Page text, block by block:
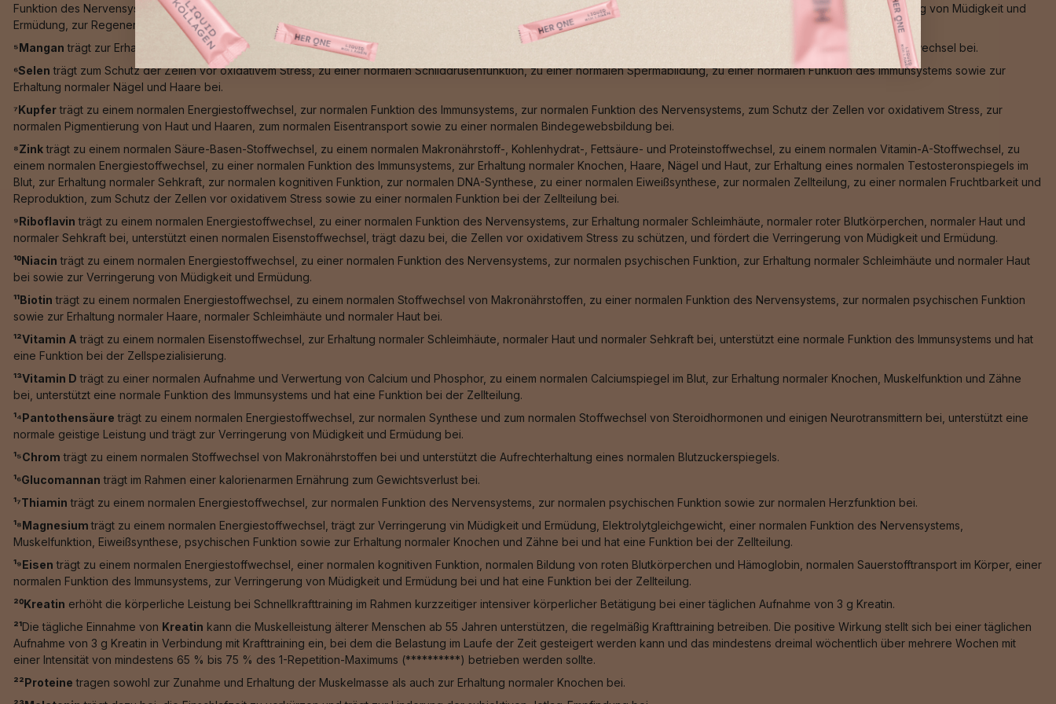
Funktion des Nervensystems, einer normalen psychischen Funktion, einer normalen Funktion des Immunsystems, zum Schutz der Zellen vor oxidativem Stress, zur Verringerung von Müdigkeit und
Ermüdung, zur Regeneration der reduzierten Form von Vitamin E sowie zur Erhöhung der Eisenaufnahme bei.
⁵Mangan trägt zur Erhaltung normaler Knochen, zu einer normalen Bindegewebsbildung, zum Schutz der Zellen vor oxidativem Stress sowie zu einem normalen Energiestoffwechsel bei.
⁶Selen trägt zum Schutz der Zellen vor oxidativem Stress, zu einer normalen Schilddrüsenfunktion, zu einer normalen Spermabildung, zu einer normalen Funktion des Immunsystems sowie zur
Erhaltung normaler Nägel und Haare bei.
⁷Kupferträgt zu einem normalen Energiestoffwechsel, zur normalen Funktion des Immunsystems, zur normalen Funktion des Nervensystems, zum Schutz der Zellen vor oxidativem Stress, zur
normalen Pigmentierung von Haut und Haaren, zum normalen Eisentransport sowie zu einer normalen Bindegewebsbildung bei.
⁸Zinkträgt zu einem normalen Säure-Basen-Stoffwechsel, zu einem normalen Makronährstoff-, Kohlenhydrat-, Fettsäure- und Proteinstoffwechsel, zu einem normalen Vitamin-A-Stoffwechsel, zu
einem normalen Energiestoffwechsel, zu einer normalen Funktion des Immunsystems, zur Erhaltung normaler Knochen, Haare, Nägel und Haut, zur Erhaltung eines normalen Testosteronspiegels im
Blut, zur Erhaltung normaler Sehkraft, zur normalen kognitiven Funktion, zur normalen DNA-Synthese, zu einer normalen Eiweißsynthese, zur normalen Zellteilung, zu einer normalen Fruchtbarkeit und
Reproduktion, zum Schutz der Zellen vor oxidativem Stress sowie zu einer normalen Funktion bei der Zellteilung bei.
⁹Riboflavin trägt zu einem normalen Energiestoffwechsel, zu einer normalen Funktion des Nervensystems, zur Erhaltung normaler Schleimhäute, normaler roter Blutkörperchen, normaler Haut und
normaler Sehkraft bei, unterstützt einen normalen Eisenstoffwechsel, trägt dazu bei, die Zellen vor oxidativem Stress zu schützen, und fördert die Verringerung von Müdigkeit und Ermüdung.
¹⁰Niacin trägt zu einem normalen Energiestoffwechsel, zu einer normalen Funktion des Nervensystems, zur normalen psychischen Funktion, zur Erhaltung normaler Schleimhäute und normaler Haut
bei sowie zur Verringerung von Müdigkeit und Ermüdung.
¹¹Biotin trägt zu einem normalen Energiestoffwechsel, zu einem normalen Stoffwechsel von Makronährstoffen, zu einer normalen Funktion des Nervensystems, zur normalen psychischen Funktion
sowie zur Erhaltung normaler Haare, normaler Schleimhäute und normaler Haut bei.
¹²Vitamin A trägt zu einem normalen Eisenstoffwechsel, zur Erhaltung normaler Schleimhäute, normaler Haut und normaler Sehkraft bei, unterstützt eine normale Funktion des Immunsystems und hat
eine Funktion bei der Zellspezialisierung.
¹³Vitamin D trägt zu einer normalen Aufnahme und Verwertung von Calcium und Phosphor, zu einem normalen Calciumspiegel im Blut, zur Erhaltung normaler Knochen, Muskelfunktion und Zähne
bei, unterstützt eine normale Funktion des Immunsystems und hat eine Funktion bei der Zellteilung.
¹⁴Pantothensäure trägt zu einem normalen Energiestoffwechsel, zur normalen Synthese und zum normalen Stoffwechsel von Steroidhormonen und einigen Neurotransmittern bei, unterstützt eine
normale geistige Leistung und trägt zur Verringerung von Müdigkeit und Ermüdung bei.
¹⁵Chrom trägt zu einem normalen Stoffwechsel von Makronährstoffen bei und unterstützt die Aufrechterhaltung eines normalen Blutzuckerspiegels.
¹⁶Glucomannan trägt im Rahmen einer kalorienarmen Ernährung zum Gewichtsverlust bei.
¹⁷Thiamin trägt zu einem normalen Energiestoffwechsel, zur normalen Funktion des Nervensystems, zur normalen psychischen Funktion sowie zur normalen Herzfunktion bei.
¹⁸Magnesiumträgt zu einem normalen Energiestoffwechsel, trägt zur Verringerung vin Müdigkeit und Ermüdung, Elektrolytgleichgewicht, einer normalen Funktion des Nervensystems,
Muskelfunktion, Eiweißsynthese, psychischen Funktion sowie zur Erhaltung normaler Knochen und Zähne bei und hat eine Funktion bei der Zellteilung.
¹⁹Eisen trägt zu einem normalen Energiestoffwechsel, einer normalen kognitiven Funktion, normalen Bildung von roten Blutkörperchen und Hämoglobin, normalen Sauerstofftransport im Körper, einer
normalen Funktion des Immunsystems, zur Verringerung von Müdigkeit und Ermüdung bei und hat eine Funktion bei der Zellteilung.
²⁰Kreatin erhöht die körperliche Leistung bei Schnellkrafttraining im Rahmen kurzzeitiger intensiver körperlicher Betätigung bei einer täglichen Aufnahme von 3 g Kreatin.
²¹Die tägliche Einnahme von Kreatin kann die Muskelleistung älterer Menschen ab 55 Jahren unterstützen, die regelmäßig Krafttraining betreiben. Die positive Wirkung stellt sich bei einer täglichen
Aufnahme von 3 g Kreatin in Verbindung mit Krafttraining ein, bei dem die Belastung im Laufe der Zeit gesteigert werden kann und das mindestens dreimal wöchentlich über mehrere Wochen mit
einer Intensität von mindestens 65 % bis 75 % des 1-Repetition-Maximums (**********) betrieben werden sollte.
²²Proteine tragen sowohl zur Zunahme und Erhaltung der Muskelmasse als auch zur Erhaltung normaler Knochen bei.